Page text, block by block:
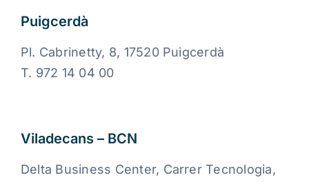
Puigcerdà
Pl. Cabrinetty, 8, 17520 Puigcerdà
T. 972 14 04 00
Viladecans – BCN
Delta Business Center, Carrer Tecnologia,